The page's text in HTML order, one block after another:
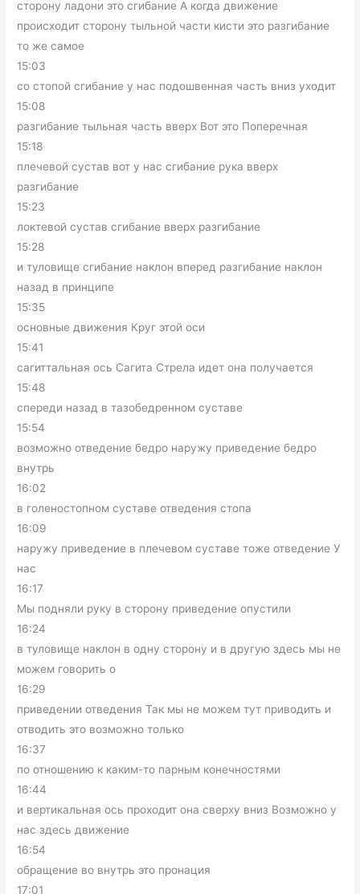
сторону ладони это сгибание А когда движение
происходит сторону тыльной части кисти это разгибание
то же самое
15:03
со стопой сгибание у нас подошвенная часть вниз уходит
15:08
разгибание тыльная часть вверх Вот это Поперечная
15:18
плечевой сустав вот у нас сгибание рука вверх
разгибание
15:23
локтевой сустав сгибание вверх разгибание
15:28
и туловище сгибание наклон вперед разгибание наклон
назад в принципе
15:35
основные движения Круг этой оси
15:41
сагиттальная ось Сагита Стрела идет она получается
15:48
спереди назад в тазобедренном суставе
15:54
возможно отведение бедро наружу приведение бедро
внутрь
16:02
в голеностопном суставе отведения стопа
16:09
наружу приведение в плечевом суставе тоже отведение У
нас
16:17
Мы подняли руку в сторону приведение опустили
16:24
в туловище наклон в одну сторону и в другую здесь мы не
можем говорить о
16:29
приведении отведения Так мы не можем тут приводить и
отводить это возможно только
16:37
по отношению к каким-то парным конечностями
16:44
и вертикальная ось проходит она сверху вниз Возможно у
нас здесь движение
16:54
обращение во внутрь это пронация
17:01